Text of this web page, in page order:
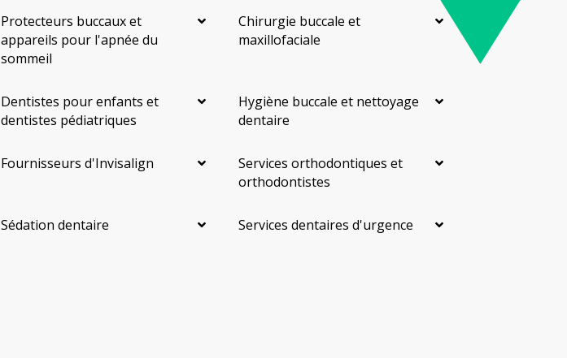
Protecteurs buccaux et
appareils pour l'apnée du
sommeil
Chirurgie buccale et
maxillofaciale
Dentistes pour enfants et
dentistes pédiatriques
Hygiène buccale et nettoyage
dentaire
Fournisseurs d'Invisalign
Services orthodontiques et
orthodontistes
Sédation dentaire Services dentaires d'urgence